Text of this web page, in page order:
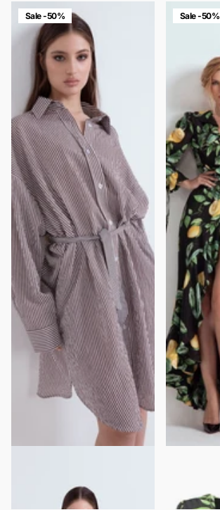
Sale -50%
$270.00$135.00
Sale -50%